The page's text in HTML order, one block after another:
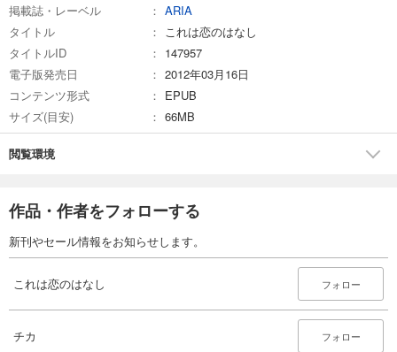
掲載誌・レーベル
ARIA
タイトル
これは恋のはなし
タイトルID
147957
電子版発売日
2012年03月16日
コンテンツ形式
EPUB
サイズ(目安)
66MB
閲覧環境
作品・作者をフォローする
新刊やセール情報をお知らせします。
これは恋のはなし フォロー
チカ フォロー